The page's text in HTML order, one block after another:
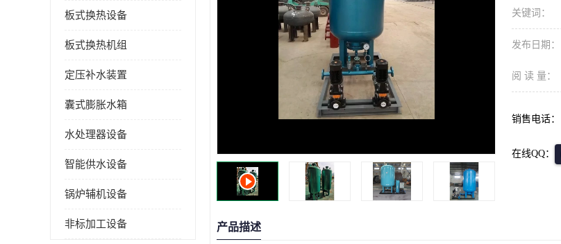
板式换热设备
板式换热机组
定压补水装置
囊式膨胀水箱
水处理器设备
智能供水设备
锅炉辅机设备
非标加工设备
关键词：
发布日期：
阅 读 量：
销售电话：
在线QQ：
产品描述